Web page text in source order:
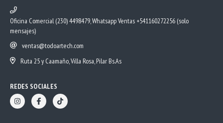
Oficina Comercial (230) 4498479, Whatsapp Ventas +541160272256 (solo
mensajes)
ventas@todoartech.com
Ruta 25 y Caamaño, Villa Rosa, Pilar Bs.As
REDES SOCIALES